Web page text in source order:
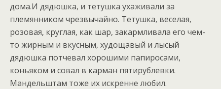
дома.И дядюшка, и тетушка ухаживали за
племянником чрезвычайно. Тетушка, веселая,
розовая, круглая, как шар, закармливала его чем-
то жирным и вкусным, худощавый и лысый
дядюшка потчевал хорошими папиросами,
коньяком и совал в карман пятирублевки.
Мандельштам тоже их искренне любил.